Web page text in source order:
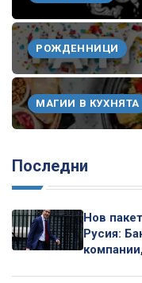
РОЖДЕННИЦИ
МАГИИ В КУХНЯТА
Последни
Нов
Русия: